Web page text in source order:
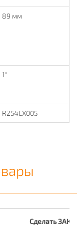
89 мм
1"
R254LX005
Сделать